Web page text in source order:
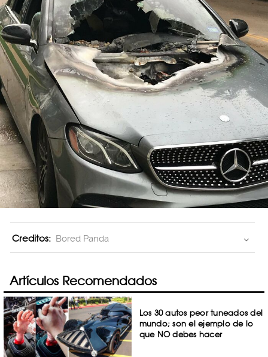
Creditos: Bored Panda
Artículos Recomendados
Los 30 autos peor tuneados del
mundo; son el ejemplo de lo
que NO debes hacer